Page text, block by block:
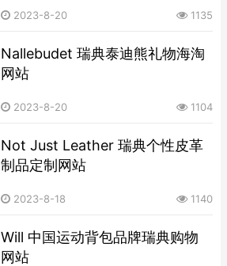
2023-8-20 1135
Nallebudet 瑞典泰迪熊礼物海淘
网站
2023-8-20 1104
Not Just Leather 瑞典个性皮革
制品定制网站
2023-8-18 1140
Will 中国运动背包品牌瑞典购物
网站